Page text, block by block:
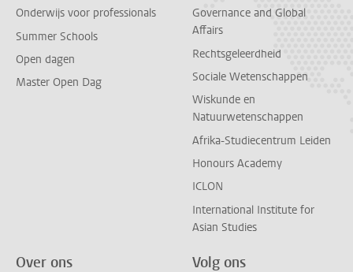
Onderwijs voor professionals
Summer Schools
Open dagen
Master Open Dag
Governance and Global
Affairs
Rechtsgeleerdheid
Sociale Wetenschappen
Wiskunde en
Natuurwetenschappen
Afrika-Studiecentrum Leiden
Honours Academy
ICLON
International Institute for
Asian Studies
Over ons Volg ons